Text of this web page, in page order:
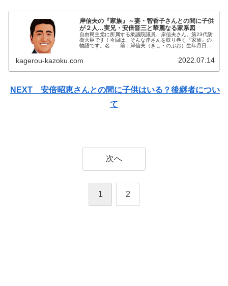
岸信夫の『家族』～妻・智香子さんとの間に子供
が２人…実兄・安倍晋三と華麗なる家系図
自由民主党に所属する衆議院議員、岸信夫さん。第23代防
衛大臣です！今回は、そんな岸さんを取り巻く『家族』の
物語です。名 前：岸信夫（きし・のぶお）生年月日：
kagerou-kazoku.com 2022.07.14
NEXT 安倍昭恵さんとの間に子供はいる？後継者につい
て
次へ
1 2